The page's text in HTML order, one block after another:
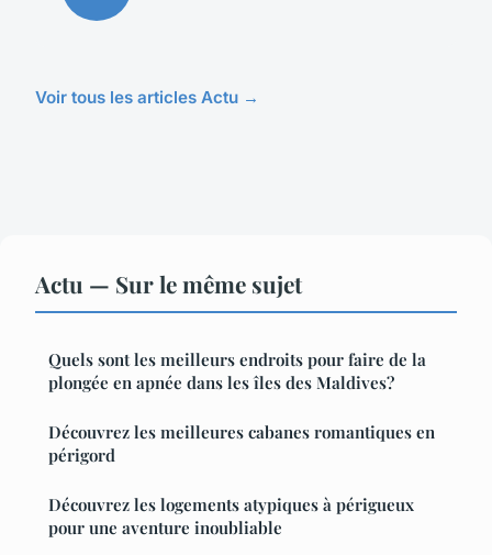
Voir tous les articles Actu →
Actu — Sur le même sujet
Quels sont les meilleurs endroits pour faire de la
plongée en apnée dans les îles des Maldives?
Découvrez les meilleures cabanes romantiques en
périgord
Découvrez les logements atypiques à périgueux
pour une aventure inoubliable